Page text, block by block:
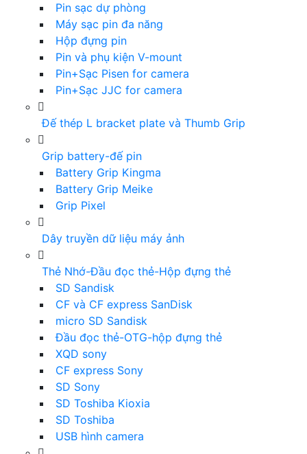
Pin sạc dự phòng
Máy sạc pin đa năng
Hộp đựng pin
Pin và phụ kiện V-mount
Pin+Sạc Pisen for camera
Pin+Sạc JJC for camera
Đế thép L bracket plate và Thumb Grip
Grip battery-đế pin
Battery Grip Kingma
Battery Grip Meike
Grip Pixel
Dây truyền dữ liệu máy ảnh
Thẻ Nhớ-Đầu đọc thẻ-Hộp đựng thẻ
SD Sandisk
CF và CF express SanDisk
micro SD Sandisk
Đầu đọc thẻ-OTG-hộp đựng thẻ
XQD sony
CF express Sony
SD Sony
SD Toshiba Kioxia
SD Toshiba
USB hình camera